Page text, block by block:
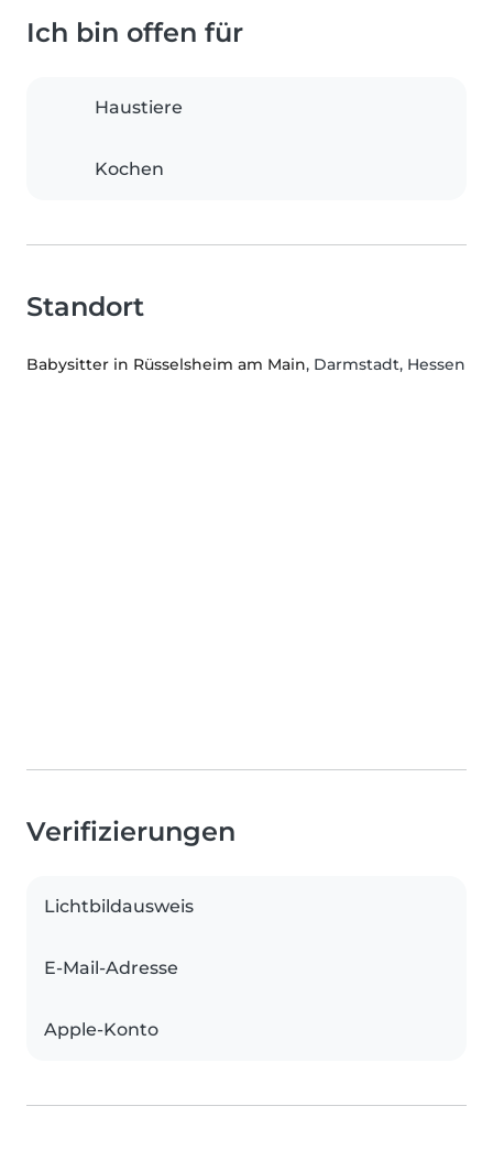
Ich bin offen für
Haustiere
Kochen
Standort
Babysitter in Rüsselsheim am Main, Darmstadt, Hessen
Verifizierungen
Lichtbildausweis
E-Mail-Adresse
Apple-Konto